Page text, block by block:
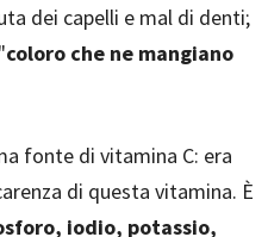
dei capelli e mal di denti;
coloro che ne mangiano
fonte di vitamina C: era
di questa vitamina. È
iodio, potassio,